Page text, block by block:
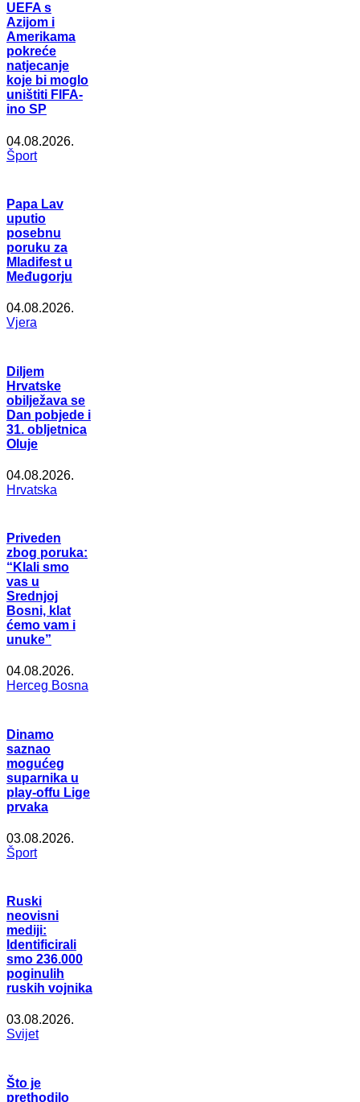
UEFA s
Azijom i
Amerikama
pokreće
natjecanje
koje bi moglo
uništiti FIFA-
ino SP
04.08.2026.
Šport
Papa Lav
uputio
posebnu
poruku za
Mladifest u
Međugorju
04.08.2026.
Vjera
Diljem
Hrvatske
obilježava se
Dan pobjede i
31. obljetnica
Oluje
04.08.2026.
Hrvatska
Priveden
zbog poruka:
“Klali smo
vas u
Srednjoj
Bosni, klat
ćemo vam i
unuke”
04.08.2026.
Herceg Bosna
Dinamo
saznao
mogućeg
suparnika u
play-offu Lige
prvaka
03.08.2026.
Šport
Ruski
neovisni
mediji:
Identificirali
smo 236.000
poginulih
ruskih vojnika
03.08.2026.
Svijet
Što je
prethodilo